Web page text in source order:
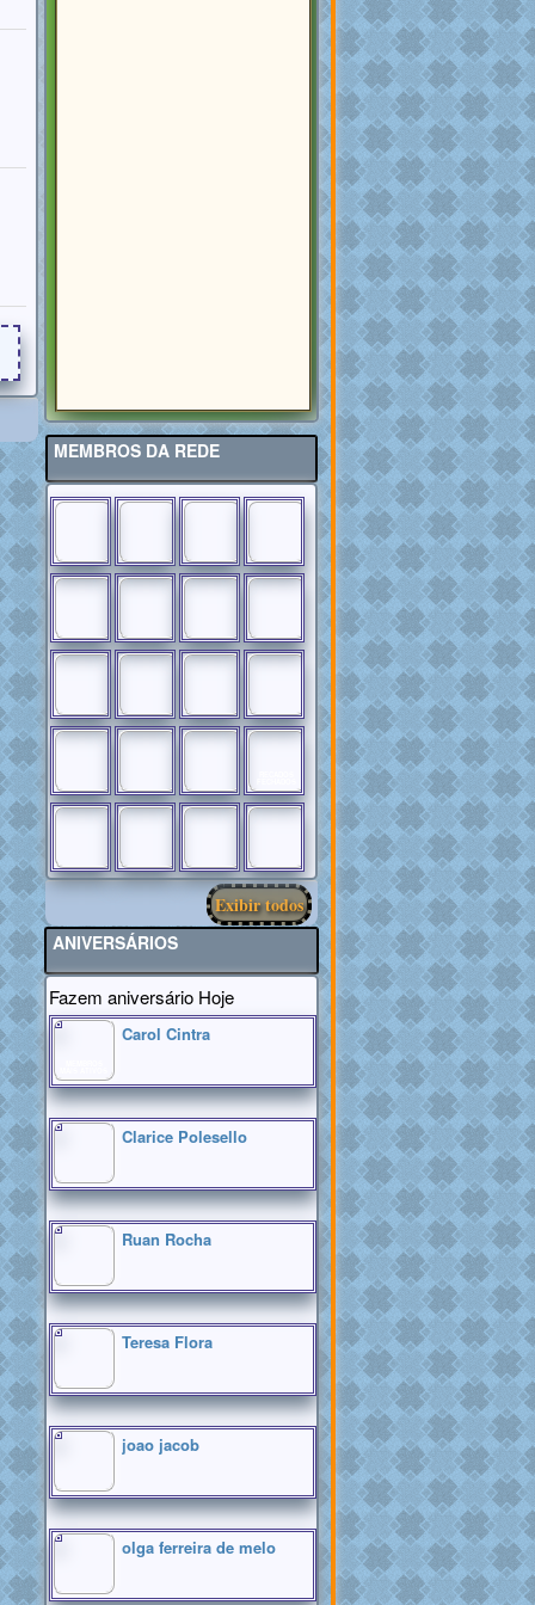
MEMBROS DA REDE
Exibir todos
ANIVERSÁRIOS
Fazem aniversário Hoje
Carol Cintra
Clarice Polesello
Ruan Rocha
Teresa Flora
joao jacob
olga ferreira de melo